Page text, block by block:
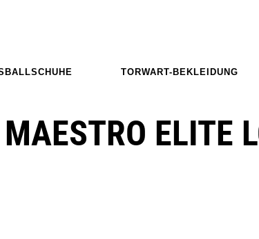
TORWART-BEKLEIDUNG
ELITE